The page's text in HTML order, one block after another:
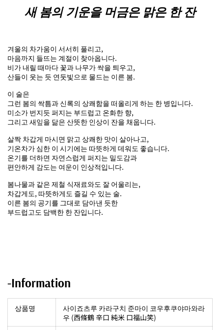
새 봄의 기운을 머금은 맑은 한 잔
겨울의 차가움이 서서히 풀리고,
마음까지 들뜨는 계절이 찾아옵니다.
비가 내릴 때마다 꽃과 나무가 싹을 틔우고,
산들이 웃는 듯 연둣빛으로 물드는 이른 봄.
이 술은
그런 봄의 싹틈과 신록의 상쾌함을 떠올리게 하는 한 병입니다.
미소가 번지듯 퍼지는 부드럽고 온화한 향,
그리고 새잎을 닮은 산뜻한 인상이 잔을 채웁니다.
살짝 차갑게 마시면 맑고 상쾌한 맛이 살아나고,
기온차가 심한 이 시기에는 따뜻하게 데워도 좋습니다.
온기를 더하면 자연스럽게 퍼지는 밀도감과
편안하게 감도는 여운이 인상적입니다.
봄나물과 같은 제철 식재료와도 잘 어울리는,
차갑게도, 따뜻하게도 즐길 수 있는 술.
이른 봄의 공기를 그대로 담아낸 듯한
부드럽고도 담백한 한 잔입니다.
-Information
상품명
사이죠츠루 카라구치 준마이 코우후쿠야마와라
우 (西條鶴 辛口 純米 口福山笑)